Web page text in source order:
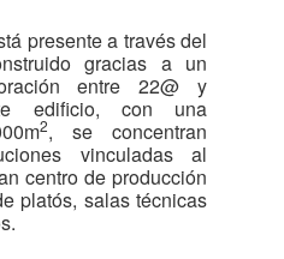
presente a través del
gracias a un
entre 22@ y
edificio, con una
2, se concentran
vinculadas al
centro de producción
platós, salas técnicas